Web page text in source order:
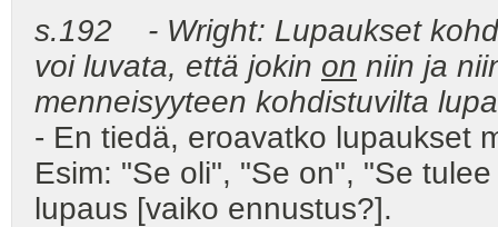
s.192 - Wright: Lupaukset
voi luvata, että jokin on niin ja
menneisyyteen kohdistuvilta
- En tiedä, eroavatko lupaukset
Esim: "Se oli", "Se on", "Se
lupaus [vaiko ennustus?].